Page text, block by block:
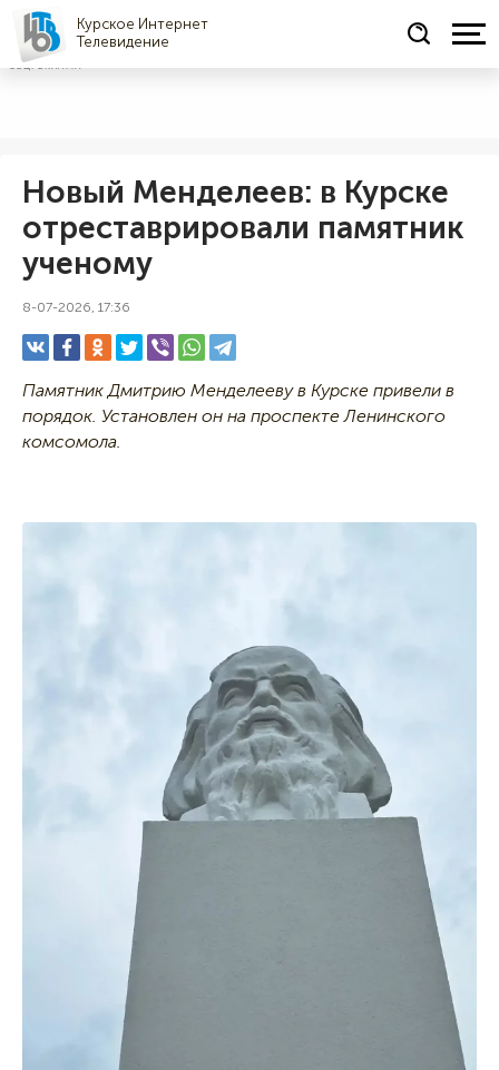
Курское Интернет
Телевидение
СОЦРЕКЛАМА
Новый Менделеев: в Курске
отреставрировали памятник
ученому
8-07-2026, 17:36
Памятник Дмитрию Менделееву в Курске привели в
порядок. Установлен он на проспекте Ленинского
комсомола.